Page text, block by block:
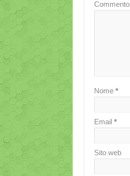
Commento
Nome *
Email *
Sito web